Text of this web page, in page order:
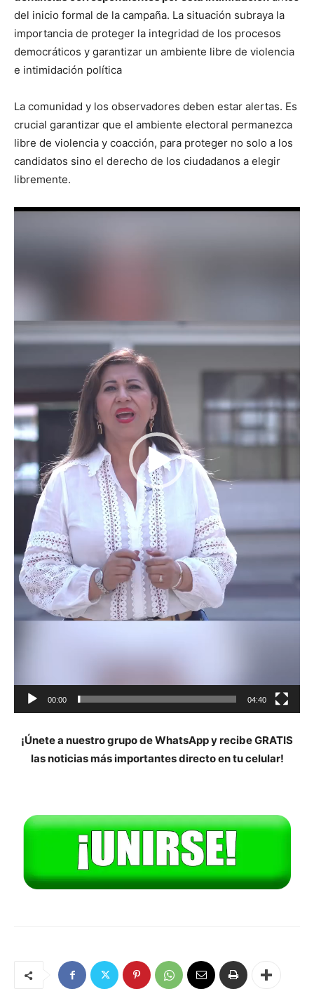
del inicio formal de la campaña. La situación subraya la
importancia de proteger la integridad de los procesos
democráticos y garantizar un ambiente libre de violencia
e intimidación política
La comunidad y los observadores deben estar alertas. Es
crucial garantizar que el ambiente electoral permanezca
libre de violencia y coacción, para proteger no solo a los
candidatos sino el derecho de los ciudadanos a elegir
libremente.
Reproductor
00:00 04:40
¡Únete a nuestro grupo de WhatsApp y recibe GRATIS
las noticias más importantes directo en tu celular!